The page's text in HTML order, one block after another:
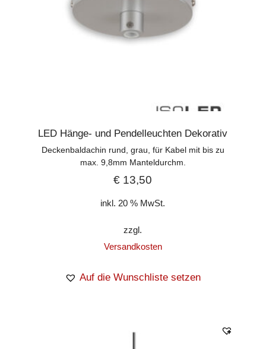
LED Hänge- und Pendelleuchten Dekorativ
Deckenbaldachin rund, grau, für Kabel mit bis zu
max. 9,8mm Manteldurchm.
€ 13,50
inkl. 20 % MwSt.
zzgl.
Versandkosten
Auf die Wunschliste setzen